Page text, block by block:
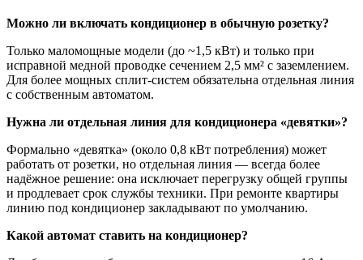
Можно ли включать кондиционер в обычную розетку?
Только маломощные модели (до ~1,5 кВт) и только при
исправной медной проводке сечением 2,5 мм² с заземлением.
Для более мощных сплит-систем обязательна отдельная линия
с собственным автоматом.
Нужна ли отдельная линия для кондиционера «девятки»?
Формально «девятка» (около 0,8 кВт потребления) может
работать от розетки, но отдельная линия — всегда более
надёжное решение: она исключает перегрузку общей группы
и продлевает срок службы техники. При ремонте квартиры
линию под кондиционер закладывают по умолчанию.
Какой автомат ставить на кондиционер?